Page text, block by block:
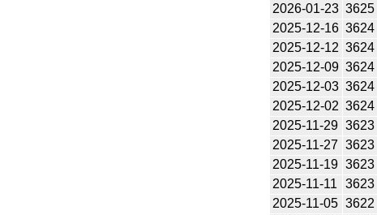
2026-01-23 3625
2025-12-16 3624
2025-12-12 3624
2025-12-09 3624
2025-12-03 3624
2025-12-02 3624
2025-11-29 3623
2025-11-27 3623
2025-11-19 3623
2025-11-11
3623
2025-11-05 3622